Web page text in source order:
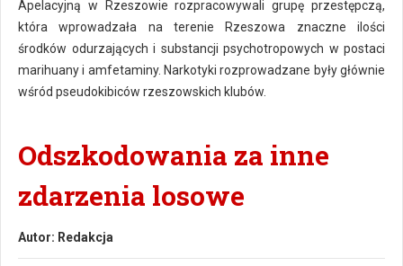
Apelacyjną w Rzeszowie rozpracowywali grupę przestępczą,
która wprowadzała na terenie Rzeszowa znaczne ilości
środków odurzających i substancji psychotropowych w postaci
marihuany i amfetaminy. Narkotyki rozprowadzane były głównie
wśród pseudokibiców rzeszowskich klubów.
Odszkodowania za inne
zdarzenia losowe
Autor: Redakcja